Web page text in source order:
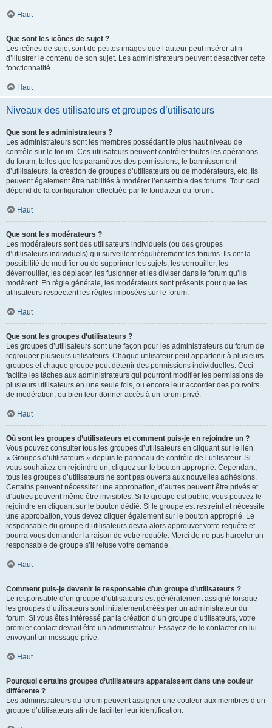
Haut
Que sont les icônes de sujet ?
Les icônes de sujet sont de petites images que l’auteur peut insérer afin
d’illustrer le contenu de son sujet. Les administrateurs peuvent désactiver cette
fonctionnalité.
Haut
Niveaux des utilisateurs et groupes d’utilisateurs
Que sont les administrateurs ?
Les administrateurs sont les membres possédant le plus haut niveau de
contrôle sur le forum. Ces utilisateurs peuvent contrôler toutes les opérations
du forum, telles que les paramètres des permissions, le bannissement
d’utilisateurs, la création de groupes d’utilisateurs ou de modérateurs, etc. Ils
peuvent également être habilités à modérer l’ensemble des forums. Tout ceci
dépend de la configuration effectuée par le fondateur du forum.
Haut
Que sont les modérateurs ?
Les modérateurs sont des utilisateurs individuels (ou des groupes
d’utilisateurs individuels) qui surveillent régulièrement les forums. Ils ont la
possibilité de modifier ou de supprimer les sujets, les verrouiller, les
déverrouiller, les déplacer, les fusionner et les diviser dans le forum qu’ils
modèrent. En règle générale, les modérateurs sont présents pour que les
utilisateurs respectent les règles imposées sur le forum.
Haut
Que sont les groupes d’utilisateurs ?
Les groupes d’utilisateurs sont une façon pour les administrateurs du forum de
regrouper plusieurs utilisateurs. Chaque utilisateur peut appartenir à plusieurs
groupes et chaque groupe peut détenir des permissions individuelles. Ceci
facilite les tâches aux administrateurs qui pourront modifier les permissions de
plusieurs utilisateurs en une seule fois, ou encore leur accorder des pouvoirs
de modération, ou bien leur donner accès à un forum privé.
Haut
Où sont les groupes d’utilisateurs et comment puis-je en rejoindre un ?
Vous pouvez consulter tous les groupes d’utilisateurs en cliquant sur le lien
« Groupes d’utilisateurs » depuis le panneau de contrôle de l’utilisateur. Si
vous souhaitez en rejoindre un, cliquez sur le bouton approprié. Cependant,
tous les groupes d’utilisateurs ne sont pas ouverts aux nouvelles adhésions.
Certains peuvent nécessiter une approbation, d’autres peuvent être privés et
d’autres peuvent même être invisibles. Si le groupe est public, vous pouvez le
rejoindre en cliquant sur le bouton dédié. Si le groupe est restreint et nécessite
une approbation, vous devez cliquer également sur le bouton approprié. Le
responsable du groupe d’utilisateurs devra alors approuver votre requête et
pourra vous demander la raison de votre requête. Merci de ne pas harceler un
responsable de groupe s’il refuse votre demande.
Haut
Comment puis-je devenir le responsable d’un groupe d’utilisateurs ?
Le responsable d’un groupe d’utilisateurs est généralement assigné lorsque
les groupes d’utilisateurs sont initialement créés par un administrateur du
forum. Si vous êtes intéressé par la création d’un groupe d’utilisateurs, votre
premier contact devrait être un administrateur. Essayez de le contacter en lui
envoyant un message privé.
Haut
Pourquoi certains groupes d’utilisateurs apparaissent dans une couleur
différente ?
Les administrateurs du forum peuvent assigner une couleur aux membres d’un
groupe d’utilisateurs afin de faciliter leur identification.